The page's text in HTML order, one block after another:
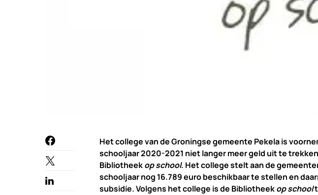
Het college van de Groningse gemeente Pekela is
schooljaar 2020-2021 niet langer meer geld uit te
Bibliotheekop school. Het college stelt aan de
schooljaar nog 16.789 euro beschikbaar te stellen en
subsidie. Volgens het college is de Bibliotheekop school